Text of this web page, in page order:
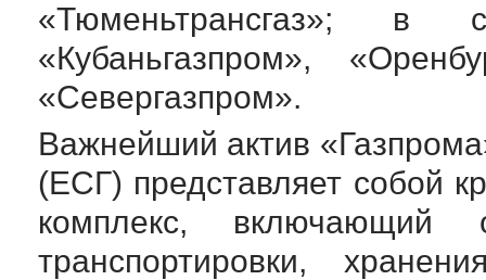
«Тюменьтрансгаз»;
«Кубаньгазпром»,
«Севергазпром».
Важнейший актив
(ЕСГ) представляет собой
комплекс, включающий
транспортировки,